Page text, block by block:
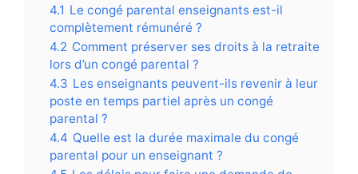
4.1 Le congé parental enseignants est-il
complètement rémunéré ?
4.2 Comment préserver ses droits à la retraite
lors d’un congé parental ?
4.3 Les enseignants peuvent-ils revenir à leur
poste en temps partiel après un congé
parental ?
4.4 Quelle est la durée maximale du congé
parental pour un enseignant ?